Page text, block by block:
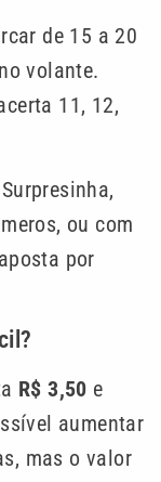
de 15 a 20
volante.
11, 12,
ou com
por
R$ 3,50 e
aumentar
mas o valor